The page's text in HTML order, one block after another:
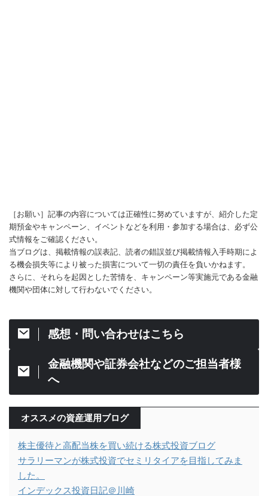
［お願い］記事の内容については正確性に努めていますが、紹介した定
期預金やキャンペーン、イベントなどを利用・参加する場合は、必ず公
式情報をご確認ください。
当ブログは、掲載情報の誤表記、読者の錯誤並び掲載情報入手時期によ
る機会損失等により被った損害について一切の責任を負いかねます。
さらに、それらを起因とした苦情を、キャンペーン等実施元である金融
機関や団体に対して行わないでください。
感想・問い合わせはこちら
金融機関や証券会社などのご担当者様
へ
オススメの資産運用ブログ
株主優待と高配当株を買い続ける株式投資ブログ
サラリーマンが株式投資でセミリタイアを目指してみま
した。
インデックス投資日記＠川崎